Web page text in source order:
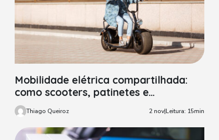
Mobilidade elétrica compartilhada:
como scooters, patinetes e
hoverboards estão mudando o
transporte urbano
Thiago Queiroz 2 nov|Leitura: 15min